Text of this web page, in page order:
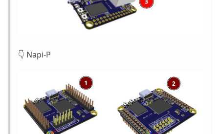
👇 Napi-P